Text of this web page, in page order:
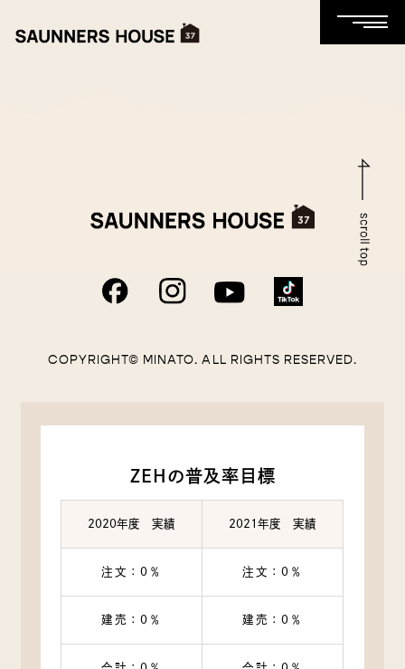
COPYRIGHT© MINATO. ALL RIGHTS RESERVED.
ZEHの普及率目標
2020年度 実績 2021年度 実績
注文：0％ 注文：0％
建売：0％ 建売：0％